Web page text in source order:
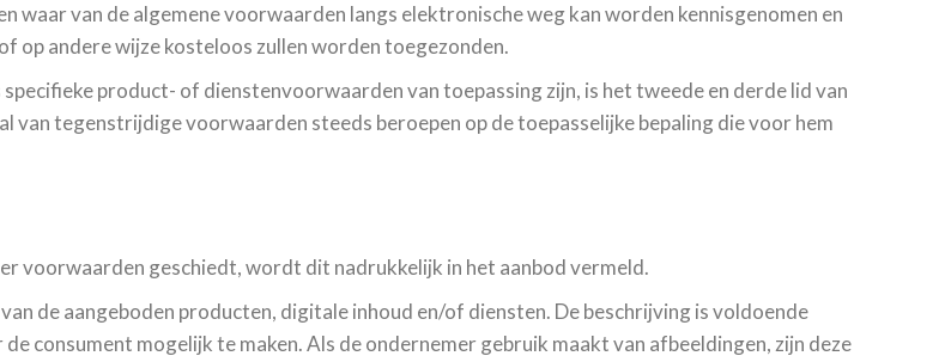
van de algemene voorwaarden langs elektronische weg kan worden kennisgenomen en
op andere wijze kosteloos zullen worden toegezonden.
product- of dienstenvoorwaarden van toepassing zijn, is het tweede en derde lid van
van tegenstrijdige voorwaarden steeds beroepen op de toepasselijke bepaling die voor hem
voorwaarden geschiedt, wordt dit nadrukkelijk in het aanbod vermeld.
de aangeboden producten, digitale inhoud en/of diensten. De beschrijving is voldoende
consument mogelijk te maken. Als de ondernemer gebruik maakt van afbeeldingen, zijn deze